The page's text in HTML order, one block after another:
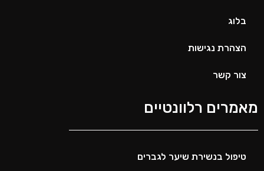
בלוג
הצהרת נגישות
צור קשר
מאמרים רלוונטיים
טיפול בנשירת שיער לגברים